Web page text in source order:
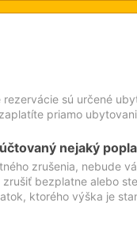
sú určené
priamo
nejaký
zrušenia, nebude
bezplatne alebo
ktorého výška je